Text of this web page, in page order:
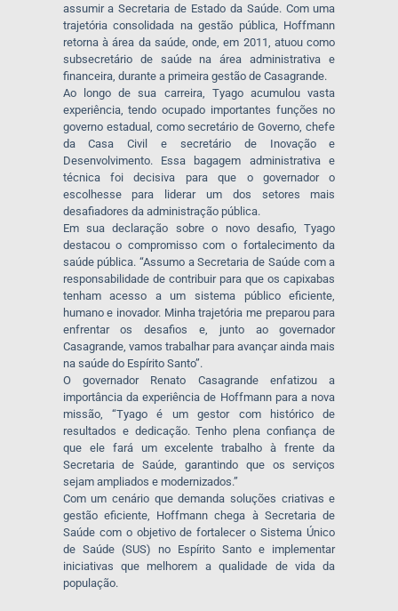
assumir a Secretaria de Estado da Saúde. Com uma
trajetória consolidada na gestão pública, Hoffmann
retorna à área da saúde, onde, em 2011, atuou como
subsecretário de saúde na área administrativa e
financeira, durante a primeira gestão de Casagrande.
Ao longo de sua carreira, Tyago acumulou vasta
experiência, tendo ocupado importantes funções no
governo estadual, como secretário de Governo, chefe
da Casa Civil e secretário de Inovação e
Desenvolvimento. Essa bagagem administrativa e
técnica foi decisiva para que o governador o
escolhesse para liderar um dos setores mais
desafiadores da administração pública.
Em sua declaração sobre o novo desafio, Tyago
destacou o compromisso com o fortalecimento da
saúde pública. “Assumo a Secretaria de Saúde com a
responsabilidade de contribuir para que os capixabas
tenham acesso a um sistema público eficiente,
humano e inovador. Minha trajetória me preparou para
enfrentar os desafios e, junto ao governador
Casagrande, vamos trabalhar para avançar ainda mais
na saúde do Espírito Santo”.
O governador Renato Casagrande enfatizou a
importância da experiência de Hoffmann para a nova
missão, “Tyago é um gestor com histórico de
resultados e dedicação. Tenho plena confiança de
que ele fará um excelente trabalho à frente da
Secretaria de Saúde, garantindo que os serviços
sejam ampliados e modernizados.”
Com um cenário que demanda soluções criativas e
gestão eficiente, Hoffmann chega à Secretaria de
Saúde com o objetivo de fortalecer o Sistema Único
de Saúde (SUS) no Espírito Santo e implementar
iniciativas que melhorem a qualidade de vida da
população.